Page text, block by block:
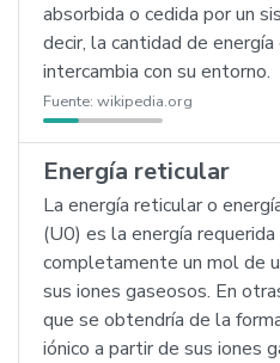
absorbida o cedida por un
decir, la cantidad de
intercambia con su entorno.
Fuente: wikipedia.org
Energía reticular
La energía reticular o
(U0) es la energía
completamente un mol de
sus iones gaseosos. En
que se obtendría de la
iónico a partir de sus iones